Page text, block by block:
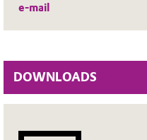
e-mail
DOWNLOADS